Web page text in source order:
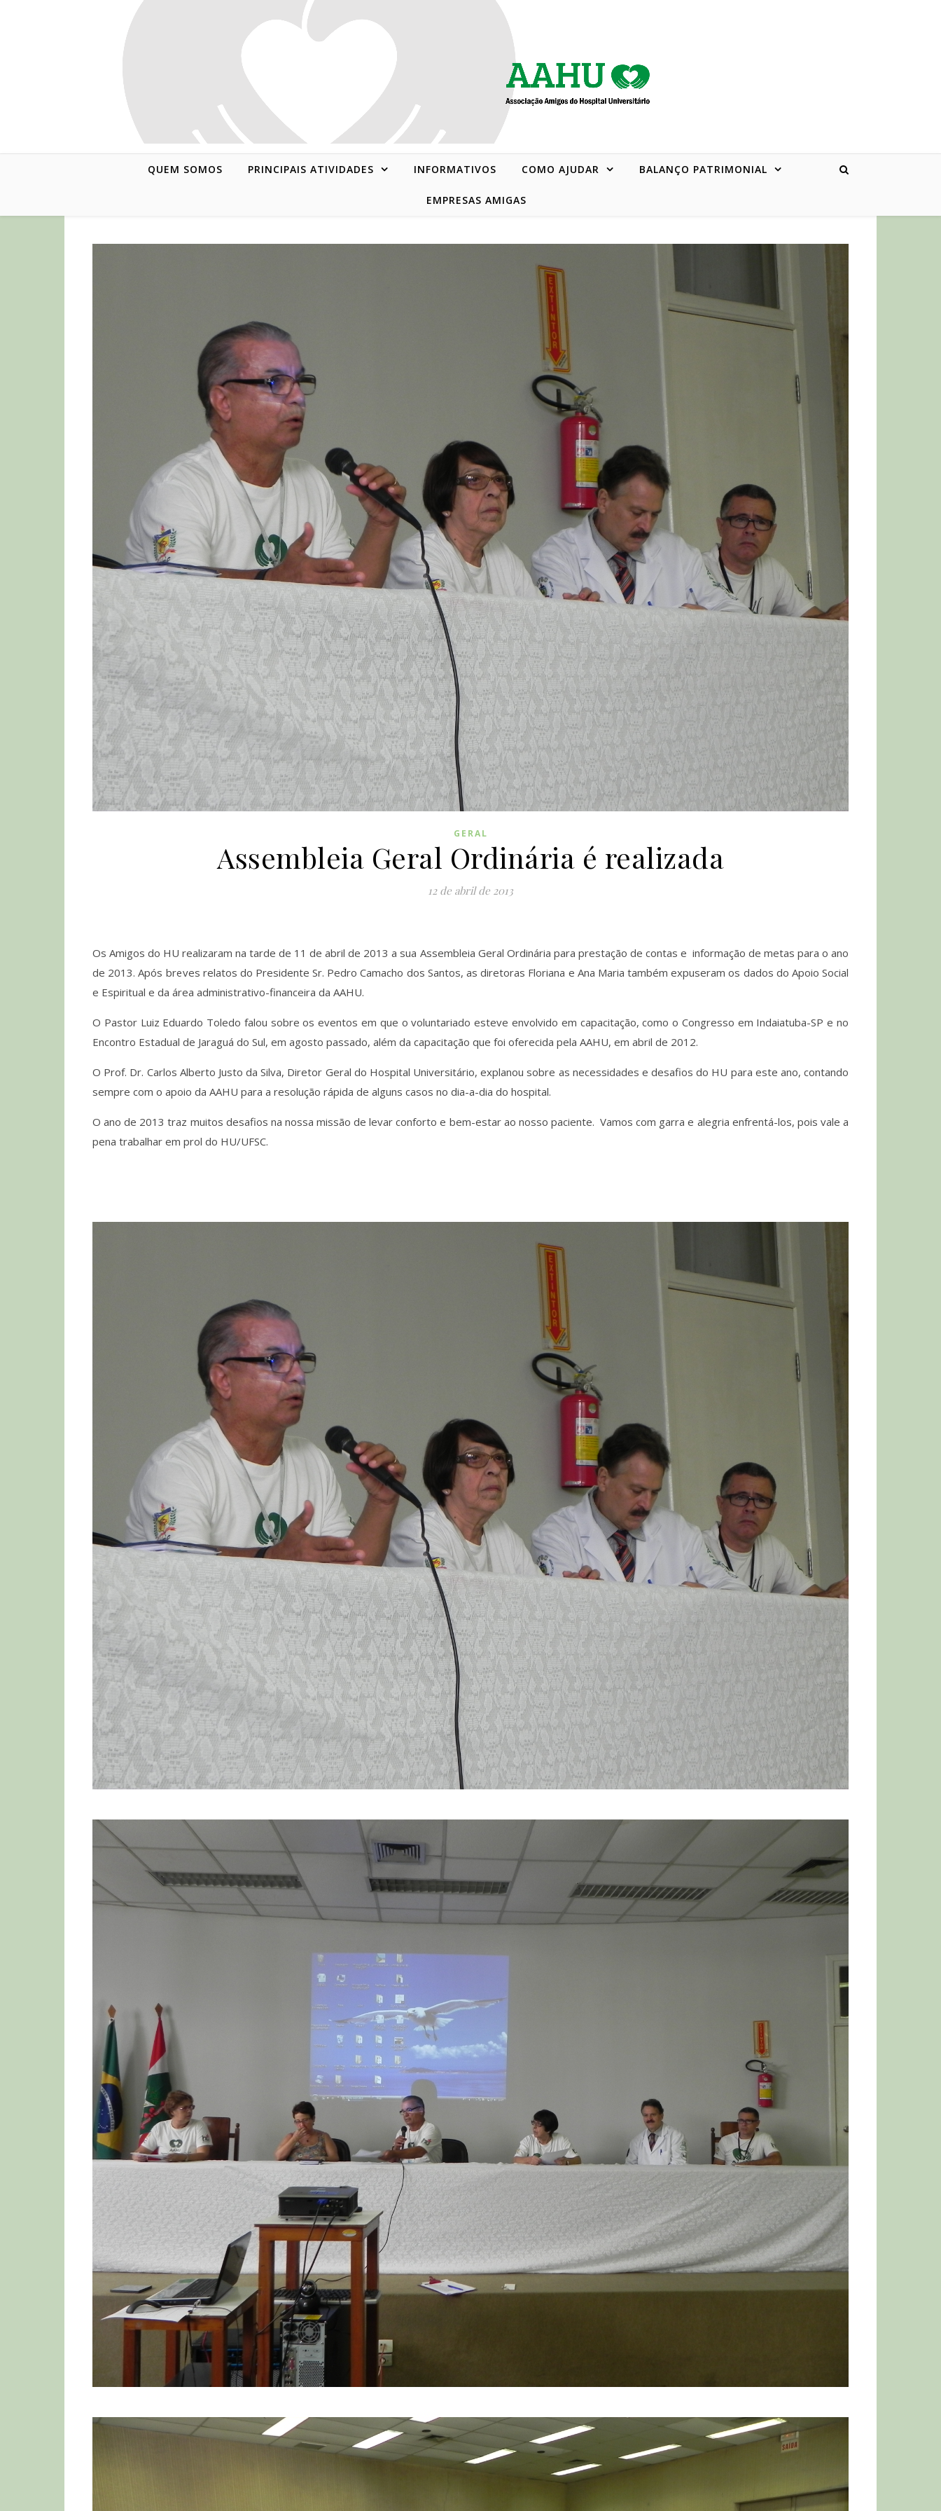
QUEM SOMOS PRINCIPAIS ATIVIDADES INFORMATIVOS COMO AJUDAR BALANÇO PATRIMONIAL
EMPRESAS AMIGAS
GERAL
Assembleia Geral Ordinária é realizada
12 de abril de 2013
Os Amigos do HU realizaram na tarde de 11 de abril de 2013 a sua Assembleia Geral Ordinária para prestação de contas e informação de metas para o ano
de 2013. Após breves relatos do Presidente Sr. Pedro Camacho dos Santos, as diretoras Floriana e Ana Maria também expuseram os dados do Apoio Social
e Espiritual e da área administrativo-financeira da AAHU.
O Pastor Luiz Eduardo Toledo falou sobre os eventos em que o voluntariado esteve envolvido em capacitação, como o Congresso em Indaiatuba-SP e no
Encontro Estadual de Jaraguá do Sul, em agosto passado, além da capacitação que foi oferecida pela AAHU, em abril de 2012.
O Prof. Dr. Carlos Alberto Justo da Silva, Diretor Geral do Hospital Universitário, explanou sobre as necessidades e desafios do HU para este ano, contando
sempre com o apoio da AAHU para a resolução rápida de alguns casos no dia-a-dia do hospital.
O ano de 2013 traz muitos desafios na nossa missão de levar conforto e bem-estar ao nosso paciente. Vamos com garra e alegria enfrentá-los, pois vale a
pena trabalhar em prol do HU/UFSC.